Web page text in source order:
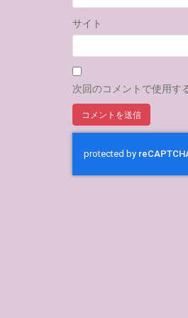
サイト
次回のコメントで使用す